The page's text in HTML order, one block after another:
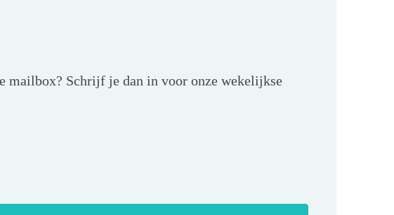
mailbox? Schrijf je dan in voor onze wekelijkse